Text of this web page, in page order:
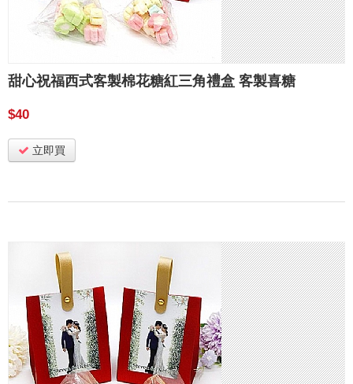
甜心祝福西式客製棉花糖紅三角禮盒 客製喜糖
$40
立即買